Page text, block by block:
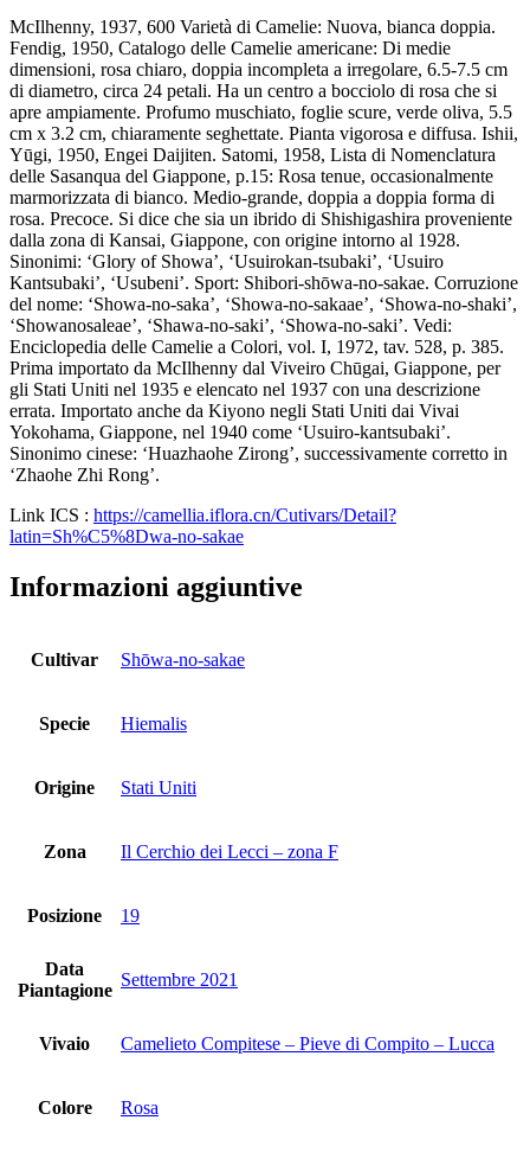
McIlhenny, 1937, 600 Varietà di Camelie: Nuova, bianca doppia.
Fendig, 1950, Catalogo delle Camelie americane: Di medie
dimensioni, rosa chiaro, doppia incompleta a irregolare, 6.5-7.5 cm
di diametro, circa 24 petali. Ha un centro a bocciolo di rosa che si
apre ampiamente. Profumo muschiato, foglie scure, verde oliva, 5.5
cm x 3.2 cm, chiaramente seghettate. Pianta vigorosa e diffusa. Ishii,
Yūgi, 1950, Engei Daijiten. Satomi, 1958, Lista di Nomenclatura
delle Sasanqua del Giappone, p.15: Rosa tenue, occasionalmente
marmorizzata di bianco. Medio-grande, doppia a doppia forma di
rosa. Precoce. Si dice che sia un ibrido di Shishigashira proveniente
dalla zona di Kansai, Giappone, con origine intorno al 1928.
Sinonimi: ‘Glory of Showa’, ‘Usuirokan-tsubaki’, ‘Usuiro
Kantsubaki’, ‘Usubeni’. Sport: Shibori-shōwa-no-sakae. Corruzione
del nome: ‘Showa-no-saka’, ‘Showa-no-sakaae’, ‘Showa-no-shaki’,
‘Showanosaleae’, ‘Shawa-no-saki’, ‘Showa-no-saki’. Vedi:
Enciclopedia delle Camelie a Colori, vol. I, 1972, tav. 528, p. 385.
Prima importato da McIlhenny dal Viveiro Chūgai, Giappone, per
gli Stati Uniti nel 1935 e elencato nel 1937 con una descrizione
errata. Importato anche da Kiyono negli Stati Uniti dai Vivai
Yokohama, Giappone, nel 1940 come ‘Usuiro-kantsubaki’.
Sinonimo cinese: ‘Huazhaohe Zirong’, successivamente corretto in
‘Zhaohe Zhi Rong’.
Link ICS : https://camellia.iflora.cn/Cutivars/Detail?
latin=Sh%C5%8Dwa-no-sakae
Informazioni aggiuntive
Cultivar Shōwa-no-sakae
Specie Hiemalis
Origine Stati Uniti
Zona Il Cerchio dei Lecci – zona F
Posizione 19
Data
Piantagione
Settembre 2021
Vivaio Camelieto Compitese – Pieve di Compito – Lucca
Colore Rosa